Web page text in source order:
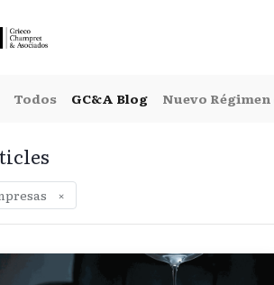
Todos GC&A Blog Nuevo
×